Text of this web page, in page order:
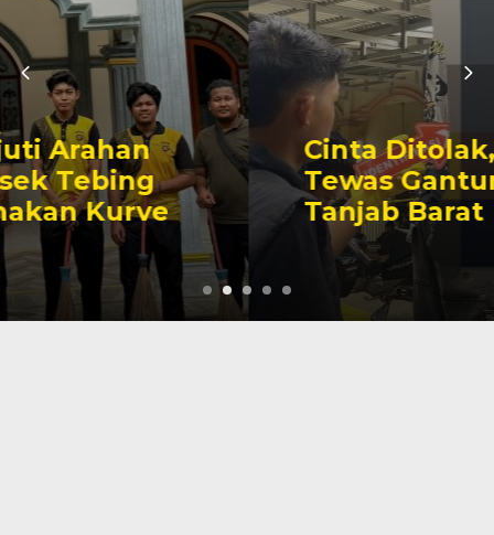
Cinta Ditolak, Seorang Pria
Tewas Gantung Diri Di
Tanjab Barat